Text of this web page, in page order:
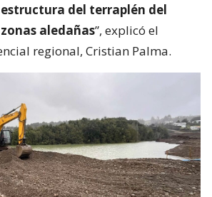
del terraplén del
aledañas”, explicó el
regional, Cristian Palma.